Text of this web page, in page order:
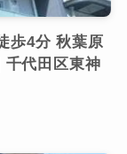
歩4分 秋葉原
代田区東神